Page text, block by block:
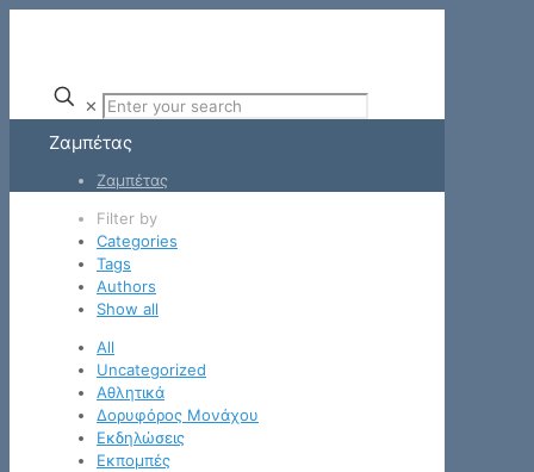
✕
Ζαμπέτας
Ζαμπέτας
Filter by
Categories
Tags
Authors
Show all
All
Uncategorized
Αθλητικά
Δορυφόρος Μονάχου
Εκδηλώσεις
Εκπομπές